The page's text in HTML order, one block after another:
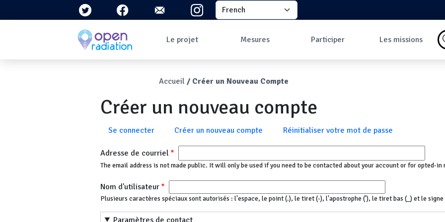
Aller au contenu principal Select your language
Le projet
Qu'est-ce que la
Lettres
Mesures
Les données
Carte des mesures
Tableau de bord
commentées
Participer
la communauté ?
Les missions
Fil d'Ariane
Accueil Créer un Nouveau Compte
Créer un nouveau compte
Onglets principaux
Se connecter Créer un nouveau compte Réinitialiser votre mot de passe
Adresse de courriel
The email address is not made public. It will only be used if you need to be contacted about your account or for opted-
Nom d'utilisateur
Plusieurs caractères spéciaux sont autorisés : l'espace, le point (.), le tiret (-), l'apostrophe ('), le tiret bas (_) et le signe
Paramètres de contact